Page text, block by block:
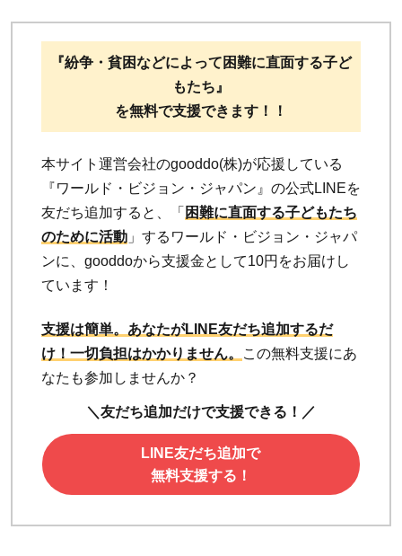
『紛争・貧困などによって困難に直面する子ど
もたち』
を無料で支援できます！！
本サイト運営会社のgooddo(株)が応援している
『ワールド・ビジョン・ジャパン』の公式LINEを
友だち追加すると、「 困難に直面する子どもたち
のために活動 」するワールド・ビジョン・ジャパ
ンに、gooddoから支援金として10円をお届けし
ています！
支援は簡単。あなたがLINE友だち追加するだ
け！ 一切負担はかかりません。
この無料支援にあ
なたも参加しませんか？
＼友だち追加だけで支援できる！／
LINE友だち追加で
無料支援する！